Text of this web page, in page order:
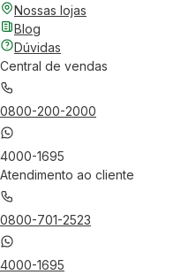
Nossas lojas
Blog
Dúvidas
Central de vendas
0800-200-2000
4000-1695
Atendimento ao cliente
0800-701-2523
4000-1695